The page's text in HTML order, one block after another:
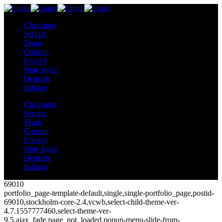
Chi siamo
Servizi
Team
Contatti
Privacy
Note legali
Deutsch
Italiano
Chi siamo
Servizi
Team
Contatti
Privacy
Note legali
Deutsch
Italiano
69010
portfolio_page-template-default,single,single-portfolio_page,postid-
69010,stockholm-core-2.4,vcwb,select-child-theme-ver-
4.7.1557777460,select-theme-ver-
9.5,ajax_fade,page_not_loaded,popup-menu-slide-from-